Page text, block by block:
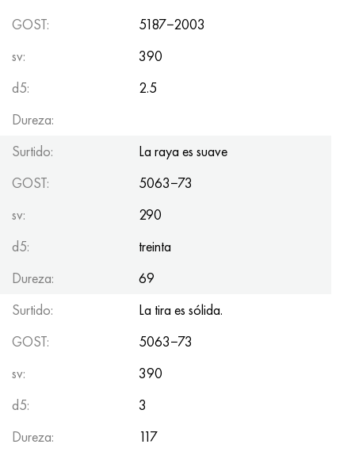
GOST:
5187−2003
sv:
390
d5:
2.5
Dureza:
Surtido:
La raya es suave
GOST:
5063−73
sv:
290
d5:
treinta
Dureza:
69
Surtido:
La tira es sólida.
GOST:
5063−73
sv:
390
d5:
3
Dureza:
117
Hastelloy 3
Hastelloy x
45HN2MFA, k2425, 45hnmf
A40G, 44smn28, 1.0762, 46s20